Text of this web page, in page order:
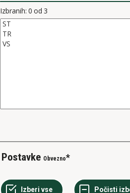
Izbranih: 0 od 3
Postavke Obvezno